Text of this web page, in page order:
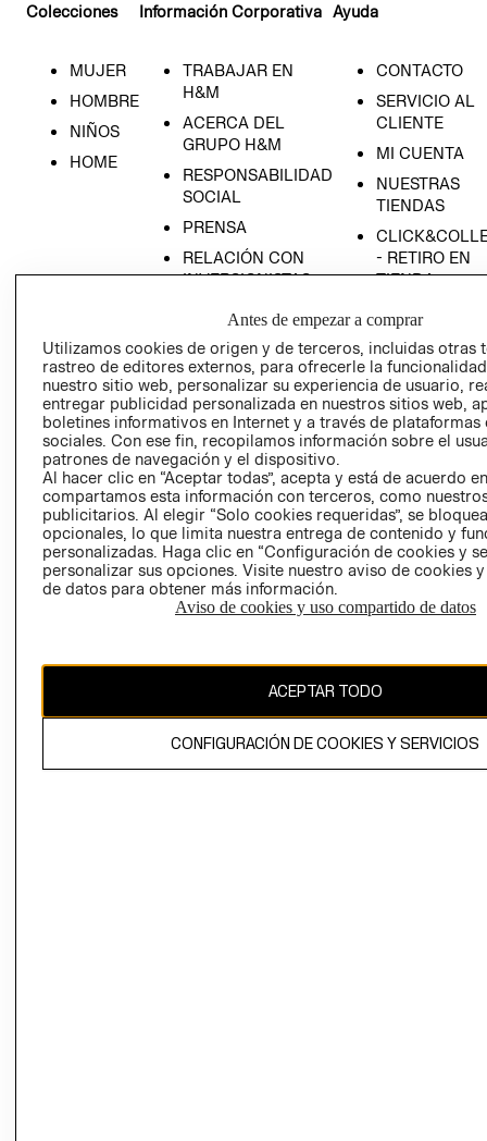
Colecciones
MUJER
HOMBRE
NIÑOS
HOME
Información Corporativa
TRABAJAR EN
H&M
ACERCA DEL
GRUPO H&M
RESPONSABILIDAD
SOCIAL
PRENSA
RELACIÓN CON
INVERSIONISTAS
POLÍTICA
EMPRESARIAL
Ayuda
CONTACTO
SERVICIO AL
CLIENTE
MI CUENTA
NUESTRAS
TIENDAS
- RETIRO EN
TIENDA
CONDICIONES
AVISO DE
PRIVACIDAD
GIFT CARD
AVISO DE
El contenido de esta página web está protegido por copyright y es
propiedad de H&M Hennes & Mauritz AB.
Antes de empezar a comprar
Utilizamos cookies de origen y de terceros, incluidas otras
rastreo de editores externos, para ofrecerle la
nuestro sitio web, personalizar su experiencia de usuario,
entregar publicidad personalizada en nuestros sitios web,
boletines informativos en Internet y a través de plataformas
sociales. Con ese fin, recopilamos información sobre el
patrones de navegación y el dispositivo.
Al hacer clic en “Aceptar todas”, acepta y está de acuerdo
compartamos esta información con terceros, como
publicitarios. Al elegir “Solo cookies requeridas”, se
opcionales, lo que limita nuestra entrega de contenido y
personalizadas. Haga clic en “Configuración de cookies y
personalizar sus opciones. Visite nuestro aviso de cookies
de datos para obtener más información.
Aviso de cookies y uso compartido de datos
ACEPTAR TODO
CONFIGURACIÓN DE COOKIES Y SERVICIOS